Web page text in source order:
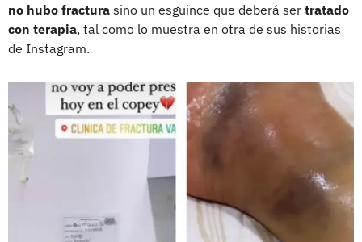
no hubo fractura sino un esguince que deberá ser tratado
con terapia, tal como lo muestra en otra de sus historias
de Instagram.